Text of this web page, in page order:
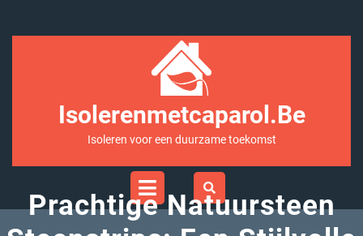
Isolerenmetcaparol.be
Isoleren voor een duurzame toekomst
Open
Prachtige Natuursteen